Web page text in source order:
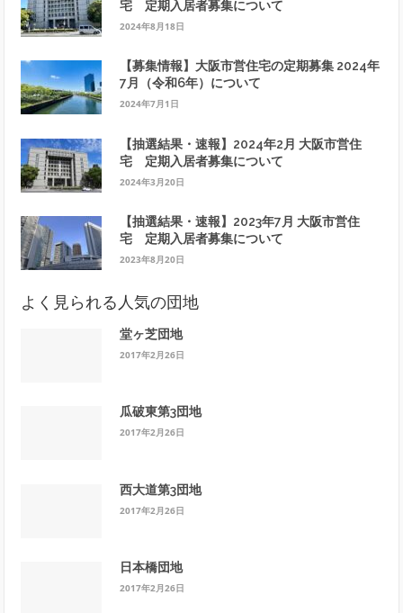
宅 定期入居者募集について
2024年8月18日
【募集情報】大阪市営住宅の定期募集 2024年
7月（令和6年）について
2024年7月1日
【抽選結果・速報】2024年2月 大阪市営住
宅 定期入居者募集について
2024年3月20日
【抽選結果・速報】2023年7月 大阪市営住
宅 定期入居者募集について
2023年8月20日
よく見られる人気の団地
堂ヶ芝団地
2017年2月26日
瓜破東第3団地
2017年2月26日
西大道第3団地
2017年2月26日
日本橋団地
2017年2月26日